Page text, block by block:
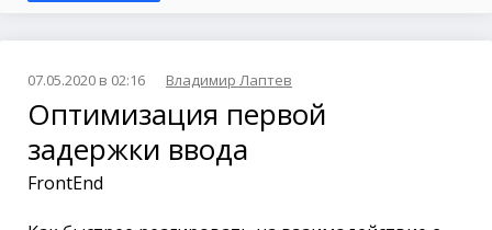
07.05.2020 в 02:16 Владимир Лаптев
Оптимизация первой
задержки ввода
FrontEnd